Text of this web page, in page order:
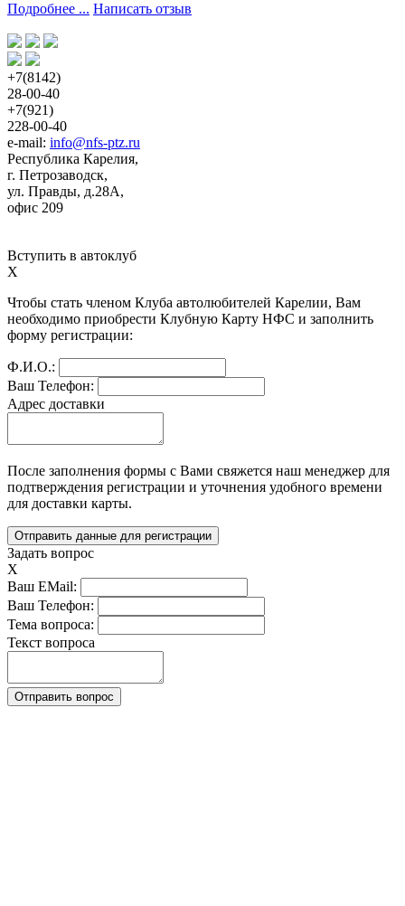
Подробнее ... Написать отзыв
+7(8142)
28-00-40
+7(921)
228-00-40
e-mail: info@nfs-ptz.ru
Республика Карелия,
г. Петрозаводск,
ул. Правды, д.28А,
офис 209
Вступить в автоклуб
X
Чтобы стать членом Клуба автолюбителей Карелии, Вам
необходимо приобрести Клубную Карту НФС и заполнить
форму регистрации:
Ф.И.О.:
Ваш Телефон:
Адрес доставки
После заполнения формы с Вами свяжется наш менеджер для
подтверждения регистрации и уточнения удобного времени
для доставки карты.
Задать вопрос
X
Ваш EMail:
Ваш Телефон:
Тема вопроса:
Текст вопроса